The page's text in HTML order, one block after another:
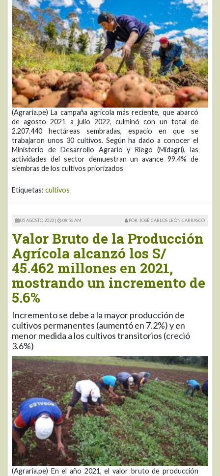
(Agraria.pe) La campaña agrícola más reciente, que abarcó
de agosto 2021 a julio 2022, culminó con un total de
2.207.440 hectáreas sembradas, espacio en que se
trabajaron unos 30 cultivos. Según ha dado a conocer el
Ministerio de Desarrollo Agrario y Riego (Midagri), las
actividades del sector demuestran un avance 99.4% de
siembras de los cultivos priorizados
Etiquetas: cultivos
05 AGOSTO 2022 | 08:56 AM POR: JOSÉ CARLOS LEÓN CARRASCO
Valor Bruto de la Producción
Agrícola alcanzó los S/
45.462 millones en 2021,
mostrando un incremento de
5.6%
Incremento se debe a la mayor producción de
cultivos permanentes (aumentó en 7.2%) y en
menor medida a los cultivos transitorios (creció
3.6%)
(Agraria.pe) En el año 2021, el valor bruto de producción